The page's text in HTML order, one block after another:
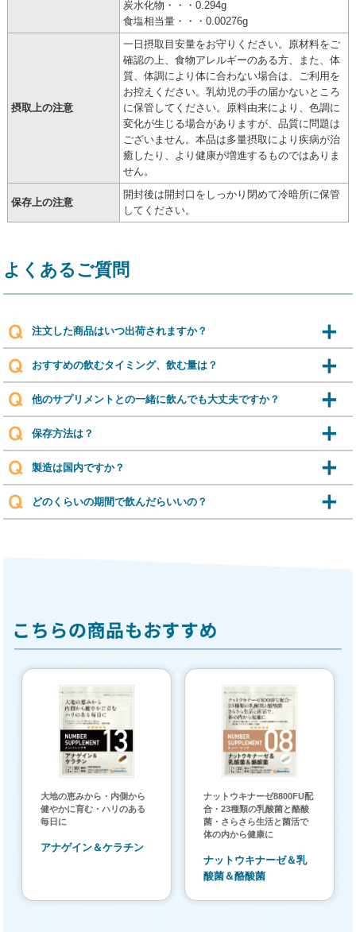
炭水化物・・・0.294g
食塩相当量・・・0.00276g
摂取上の注意
一日摂取目安量をお守りください。原材料をご
確認の上、食物アレルギーのある方、また、体
質、体調により体に合わない場合は、ご利用を
お控えください。乳幼児の手の届かないところ
に保管してください。原料由来により、色調に
変化が生じる場合がありますが、品質に問題は
ございません。本品は多量摂取により疾病が治
癒したり、より健康が増進するものではありま
せん。
保存上の注意
開封後は開封口をしっかり閉めて冷暗所に保管
してください。
よくあるご質問
注文した商品はいつ出荷されますか？
おすすめの飲むタイミング、飲む量は？
他のサプリメントとの一緒に飲んでも大丈夫ですか？
保存方法は？
製造は国内ですか？
どのくらいの期間で飲んだらいいの？
大地の恵みから・内側から
健やかに育む・ハリのある
毎日に
アナゲイン＆ケラチン
ナットウキナーゼ8800FU配
合・23種類の乳酸菌と酪酸
菌・さらさら生活と菌活で
体の内から健康に
ナットウキナーゼ＆乳
酸菌＆酪酸菌